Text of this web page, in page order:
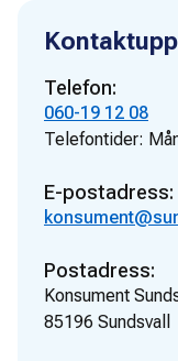
Telefon:
060-19 12 08
Telefontider:
E-postadress:
Postadress:
Konsument
85196 Sundsvall